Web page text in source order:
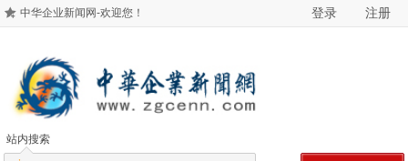
中华企业新闻网-欢迎您！ 登录 注册
站内搜索